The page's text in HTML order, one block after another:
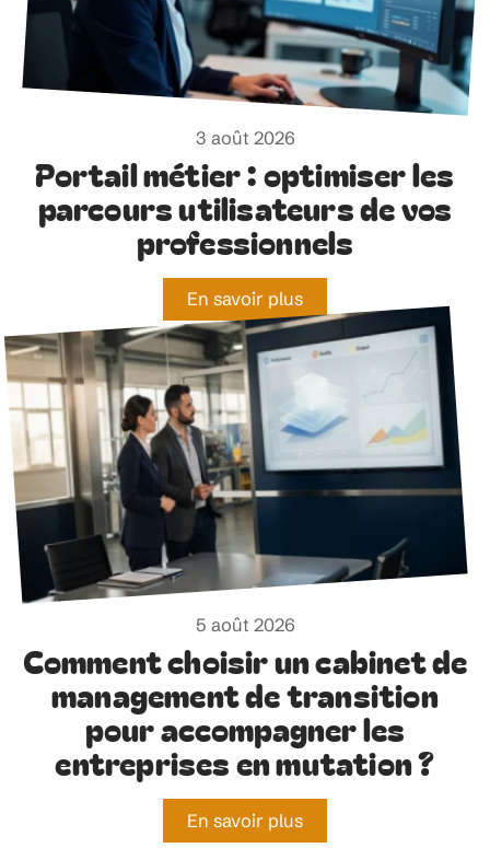
3 août 2026
Portail métier : optimiser les
parcours utilisateurs de vos
professionnels
En savoir plus
5 août 2026
Comment choisir un cabinet de
management de transition
pour accompagner les
entreprises en mutation ?
En savoir plus